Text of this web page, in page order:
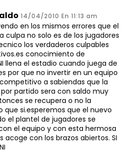
14/04/2010 En 11:13 am
en los mismos errores que el
culpa no solo es de los jugadores
los verdaderos culpables
conocimiento de
llena el estadio cuando juega de
por que no invertir en un equipo
a sabiendas que la
partido sera con saldo muy
se recupera o no la
que si.esperemos que el nuevo
el plantel de jugadores se
el equipo y con esta hermosa
acoge con los brazos abiertos. SI